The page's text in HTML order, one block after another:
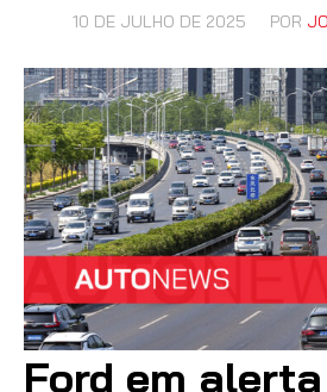
10 DE JULHO DE 2025 POR
Ford em